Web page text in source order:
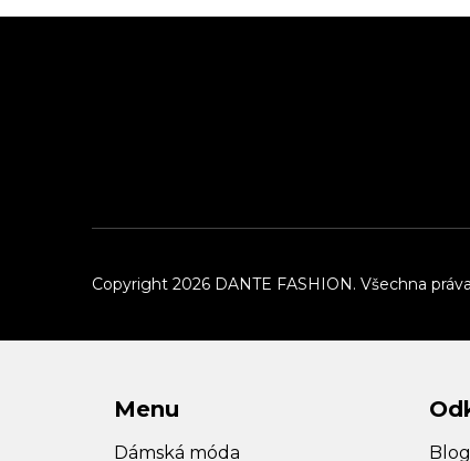
Copyright 2026 DANTE FASHION . Všechna
Menu
Dámská móda Blog